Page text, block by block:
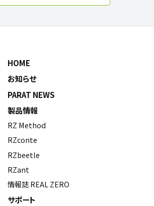
HOME
お知らせ
PARAT NEWS
製品情報
RZ Method
RZconte
RZbeetle
RZant
情報誌 REAL ZERO
サポート